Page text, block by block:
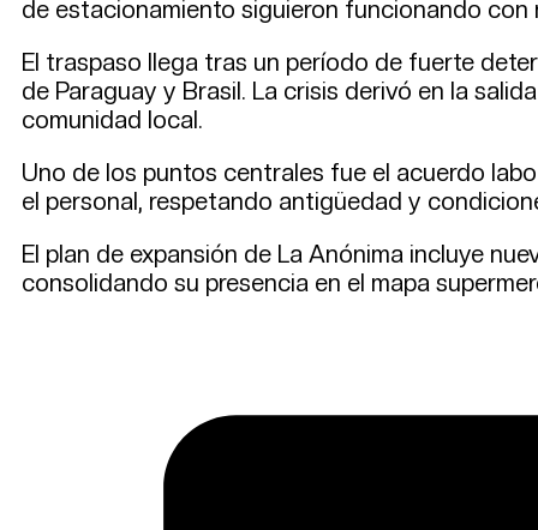
de estacionamiento siguieron funcionando con
El traspaso llega tras un período de fuerte
de Paraguay y Brasil. La crisis derivó en la
comunidad local.
Uno de los puntos centrales fue el acuerdo
el personal, respetando antigüedad y
El plan de expansión de La Anónima incluye
consolidando su presencia en el mapa